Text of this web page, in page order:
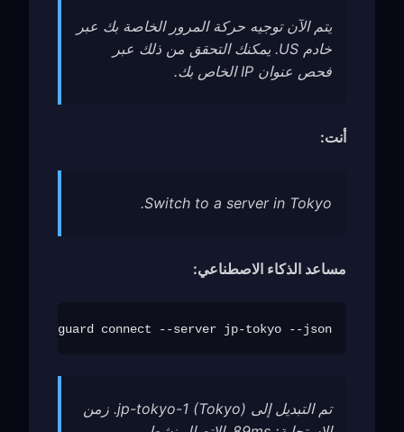
يتم الآن توجيه حركة المرور الخاصة بك عبر
خادم US. يمكنك التحقق من ذلك عبر
فحص عنوان IP الخاص بك.
أنت:
Switch to a server in Tokyo.
مساعد الذكاء الاصطناعي:
freeguard connect --server jp-tokyo --json
تم التبديل إلى jp-tokyo-1 (Tokyo). زمن